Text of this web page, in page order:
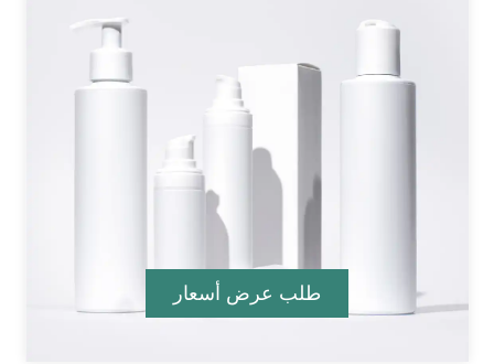
طلب عرض أسعار